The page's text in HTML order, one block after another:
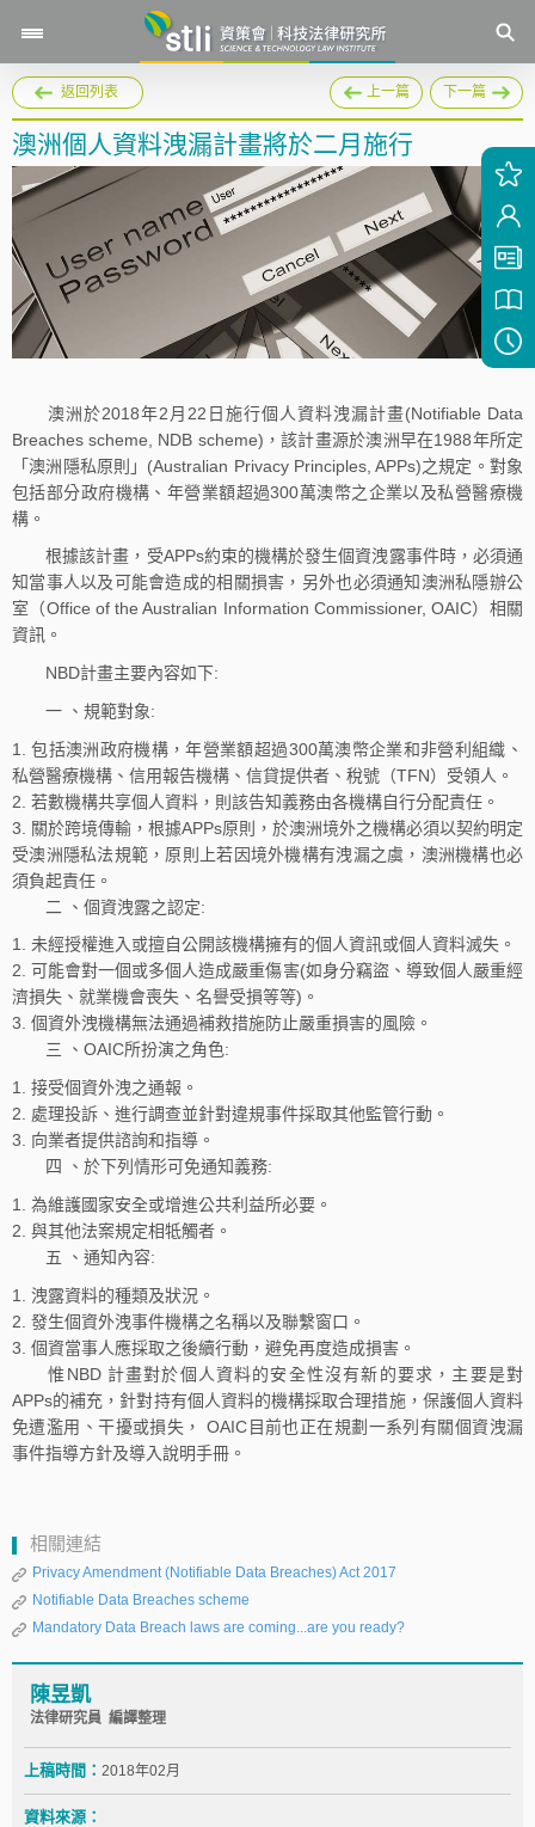
返回列表 上一篇 下一篇
澳洲個人資料洩漏計畫將於二月施行
澳洲於2018年2月22日施行個人資料洩漏計畫(Notifiable Data
Breaches scheme, NDB scheme)，該計畫源於澳洲早在1988年所定
「澳洲隱私原則」(Australian Privacy Principles, APPs)之規定。對象
包括部分政府機構、年營業額超過300萬澳幣之企業以及私營醫療機
構。
根據該計畫，受APPs約束的機構於發生個資洩露事件時，必須通
知當事人以及可能會造成的相關損害，另外也必須通知澳洲私隱辦公
室（Office of the Australian Information Commissioner, OAIC）相關
資訊。
NBD計畫主要內容如下:
一 、規範對象:
包括澳洲政府機構，年營業額超過300萬澳幣企業和非營利組織、
私營醫療機構、信用報告機構、信貸提供者、稅號（TFN）受領人。
若數機構共享個人資料，則該告知義務由各機構自行分配責任。
關於跨境傳輸，根據APPs原則，於澳洲境外之機構必須以契約明定
受澳洲隱私法規範，原則上若因境外機構有洩漏之虞，澳洲機構也必
須負起責任。
二 、個資洩露之認定:
未經授權進入或擅自公開該機構擁有的個人資訊或個人資料滅失。
可能會對一個或多個人造成嚴重傷害(如身分竊盜、導致個人嚴重經
濟損失、就業機會喪失、名譽受損等等)。
個資外洩機構無法通過補救措施防止嚴重損害的風險。
三 、OAIC所扮演之角色:
接受個資外洩之通報。
處理投訴、進行調查並針對違規事件採取其他監管行動。
向業者提供諮詢和指導。
四 、於下列情形可免通知義務:
為維護國家安全或增進公共利益所必要。
與其他法案規定相牴觸者。
五 、通知內容:
洩露資料的種類及狀況。
發生個資外洩事件機構之名稱以及聯繫窗口。
個資當事人應採取之後續行動，避免再度造成損害。
惟NBD 計畫對於個人資料的安全性沒有新的要求，主要是對
APPs的補充，針對持有個人資料的機構採取合理措施，保護個人資料
免遭濫用、干擾或損失， OAIC目前也正在規劃一系列有關個資洩漏
事件指導方針及導入說明手冊。
相關連結
Privacy Amendment (Notifiable Data Breaches) Act 2017
Notifiable Data Breaches scheme
Mandatory Data Breach laws are coming...are you ready?
陳昱凱
法律研究員 編譯整理
上稿時間： 2018年02月
資料來源：